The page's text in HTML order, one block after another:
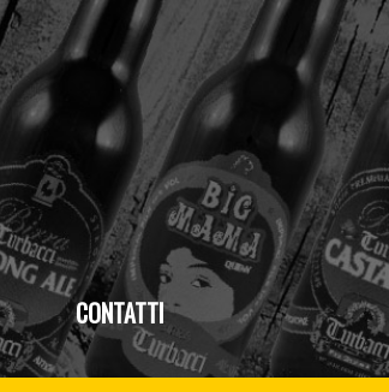
CONTATTI